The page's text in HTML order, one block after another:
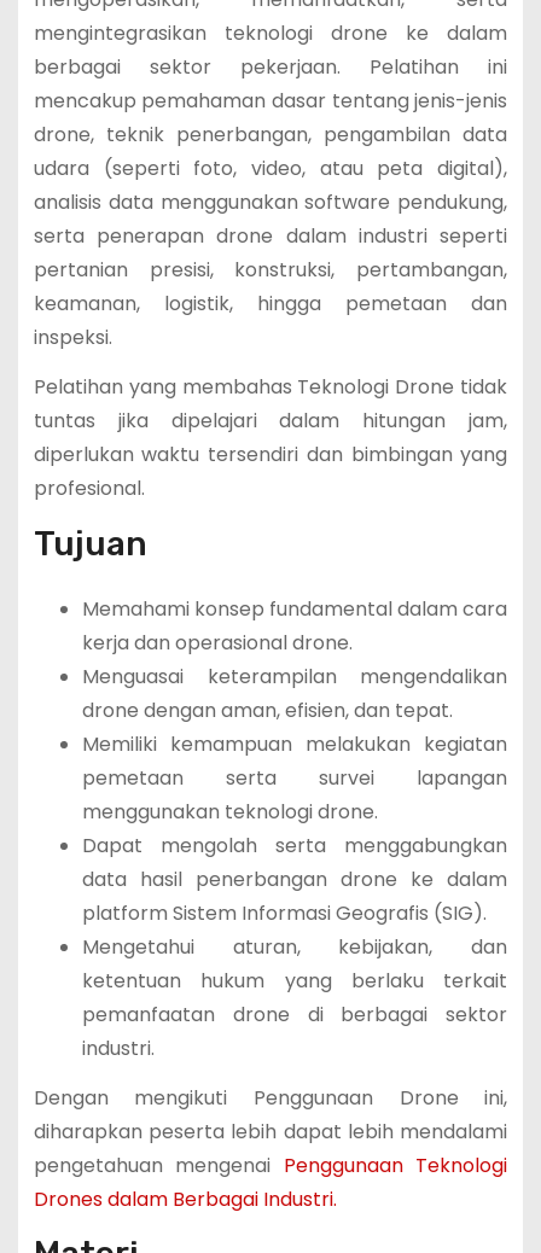
mengintegrasikan teknologi drone ke dalam
berbagai sektor pekerjaan. Pelatihan ini
mencakup pemahaman dasar tentang jenis-jenis
drone, teknik penerbangan, pengambilan data
udara (seperti foto, video, atau peta digital),
analisis data menggunakan software pendukung,
serta penerapan drone dalam industri seperti
pertanian presisi, konstruksi, pertambangan,
keamanan, logistik, hingga pemetaan dan
inspeksi.
Pelatihan yang membahas Teknologi Drone tidak
tuntas jika dipelajari dalam hitungan jam,
diperlukan waktu tersendiri dan bimbingan yang
profesional.
Tujuan
Memahami konsep fundamental dalam cara
kerja dan operasional drone.
Menguasai keterampilan mengendalikan
drone dengan aman, efisien, dan tepat.
Memiliki kemampuan melakukan kegiatan
pemetaan serta survei lapangan
menggunakan teknologi drone.
Dapat mengolah serta menggabungkan
data hasil penerbangan drone ke dalam
platform Sistem Informasi Geografis (SIG).
Mengetahui aturan, kebijakan, dan
ketentuan hukum yang berlaku terkait
pemanfaatan drone di berbagai sektor
industri.
Dengan mengikuti Penggunaan Drone ini,
diharapkan peserta lebih dapat lebih mendalami
pengetahuan mengenai Penggunaan Teknologi
Drones dalam Berbagai Industri.